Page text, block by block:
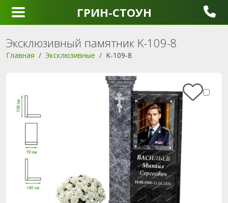
ГРИН-СТОУН
Эксклюзивный памятник K-109-8
Главная Эксклюзивные K-109-8